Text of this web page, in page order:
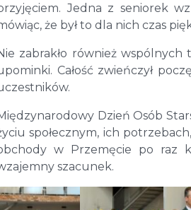
Jedna z seniorek
że był to dla nich czas
zabrakło również
Całość zwieńczył
Dzień Osób
społecznym, ich
w Przemęcie po raz
szacunek.